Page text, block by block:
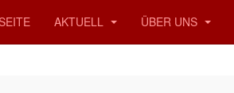
AKTUELL ÜBER UNS